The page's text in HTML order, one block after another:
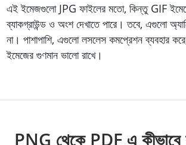
এই ইমেজগুলো JPG ফাইলের মতো, কিন্তু GIF
ব্যাকগ্রাউন্ড ও অংশ দেখাতে পারে। তবে, এগুলো
না। পাশাপাশি, এগুলো লসলেস কমপ্রেশন ব্যবহার
ইমেজের গুণমান ভালো রাখে।
PNG থেকে PDF এ কীভাবে